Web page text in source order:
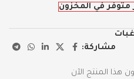
متوفر في المخزون
مشاركة:
هذا المنتج الآن